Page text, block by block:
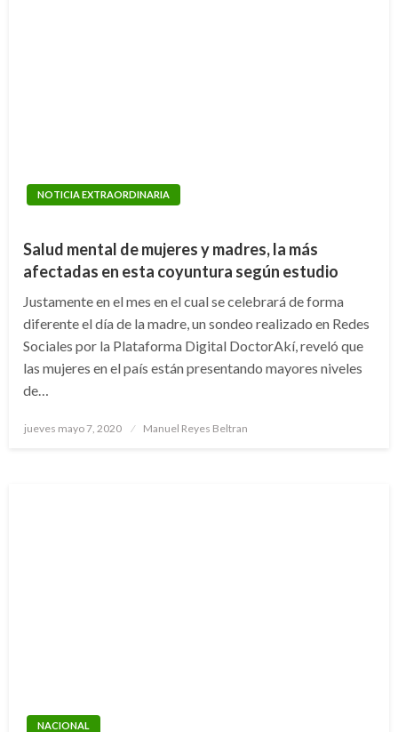
NOTICIA EXTRAORDINARIA
Salud mental de mujeres y madres, la más
afectadas en esta coyuntura según estudio
Justamente en el mes en el cual se celebrará de forma
diferente el día de la madre, un sondeo realizado en Redes
Sociales por la Plataforma Digital DoctorAkí, reveló que
las mujeres en el país están presentando mayores niveles
de…
Publicado
jueves mayo 7, 2020 Manuel Reyes Beltran
NACIONAL